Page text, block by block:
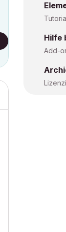
Hilfe
Add-